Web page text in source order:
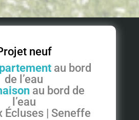
neuf
au bord
de l’eau
au bord de
l’eau
Écluses | Seneffe